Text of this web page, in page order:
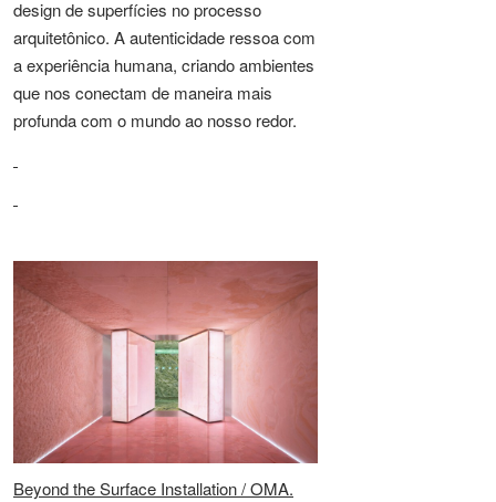
design de superfícies no processo
arquitetônico. A autenticidade ressoa com
a experiência humana, criando ambientes
que nos conectam de maneira mais
profunda com o mundo ao nosso redor.
Beyond the Surface Installation / OMA.